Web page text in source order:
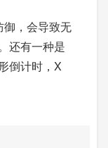
，会导致无
还有一种是
倒计时，X